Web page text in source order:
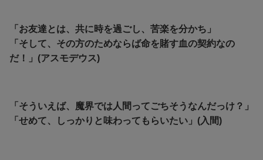
「お友達とは、共に時を過ごし、苦楽を分かち」
「そして、その方のためならば命を賭す血の契約なの
だ！」(アスモデウス)
「そういえば、魔界では人間ってごちそうなんだっけ？」
「せめて、しっかりと味わってもらいたい」(入間)